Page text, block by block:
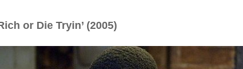
or Die Tryin’ (2005)